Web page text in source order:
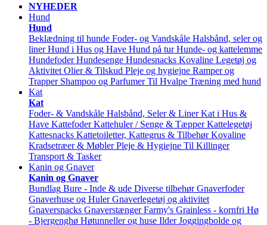
NYHEDER
Hund
Hund
Beklædning til hunde Foder- og Vandskåle Halsbånd, seler og
liner Hund i Hus og Have Hund på tur Hunde- og kattelemme
Hundefoder Hundesenge Hundesnacks Kovaline Legetøj og
Aktivitet Olier & Tilskud Pleje og hygiejne Ramper og
Trapper Shampoo og Parfumer Til Hvalpe Træning med hund
Kat
Kat
Foder- & Vandskåle Halsbånd, Seler & Liner Kat i Hus &
Have Kattefoder Kattehuler / Senge & Tæpper Kattelegetøj
Kattesnacks Kattetoiletter, Kattegrus & Tilbehør Kovaline
Kradsetræer & Møbler Pleje & Hygiejne Til Killinger
Transport & Tasker
Kanin og Gnaver
Kanin og Gnaver
Bundlag Bure - Inde & ude Diverse tilbehør Gnaverfoder
Gnaverhuse og Huler Gnaverlegetøj og aktivitet
Gnaversnacks Gnaverstænger Farmy's Grainless - kornfri Hø
- Bjergenghø Høtunneller og huse Ilder Joggingbolde og